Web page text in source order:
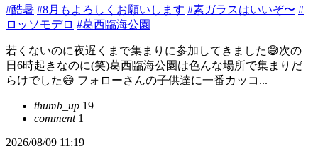
#酷暑 #8月もよろしくお願いします #素ガラスはいいぞ〜 #
ロッソモデロ #葛西臨海公園
若くないのに夜遅くまで集まりに参加してきました😅次の
日6時起きなのに(笑)葛西臨海公園は色んな場所で集まりだ
らけでした😅 フォローさんの子供達に一番カッコ...
thumb_up 19
comment1
2026/08/09 11:19